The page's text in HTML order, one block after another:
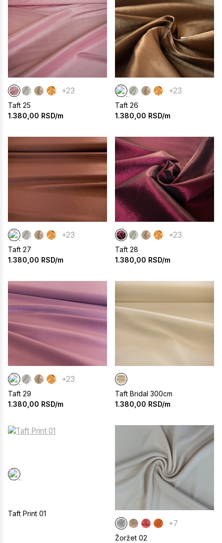
+23
Taft 25
1.380,00 RSD/m
+23
Taft 26
1.380,00 RSD/m
+23
Taft 27
1.380,00 RSD/m
+23
Taft 28
1.380,00 RSD/m
+23
Taft 29
1.380,00 RSD/m
Taft Bridal 300cm
1.380,00 RSD/m
Taft Print 01
+7
Žoržet 02